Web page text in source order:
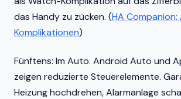
das Handy zu zücken. (HA
Komplikationen)
Fünftens: Im Auto. Android Auto und
zeigen reduzierte Steuerelemente.
Heizung hochdrehen, Alarmanlage